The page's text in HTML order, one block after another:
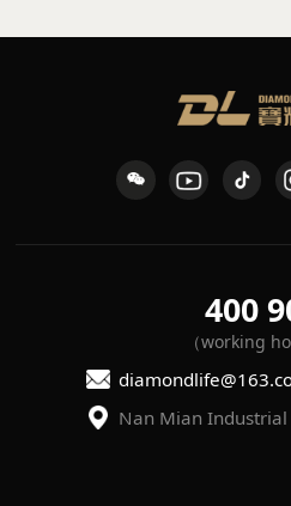
400
（working
Nan Mian Industrial